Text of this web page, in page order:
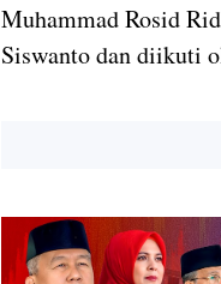
Muhammad Rosid
Siswanto dan diikuti